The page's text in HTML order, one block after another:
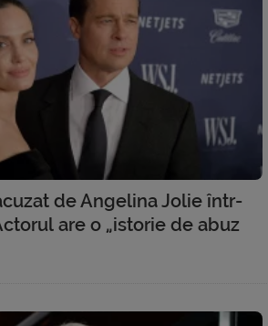
de Angelina Jolie într-
are o „istorie de abuz